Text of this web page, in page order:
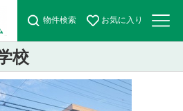
物件検索 お気に入り
校